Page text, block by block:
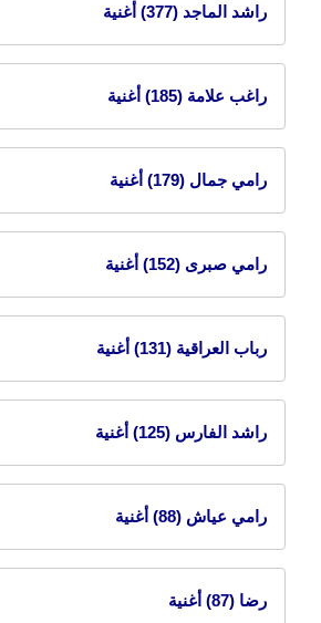
راشد الماجد (377) أغنية
راغب علامة (185) أغنية
رامي جمال (179) أغنية
رامي صبرى (152) أغنية
رباب العراقية (131) أغنية
راشد الفارس (125) أغنية
رامي عياش (88) أغنية
رضا (87) أغنية